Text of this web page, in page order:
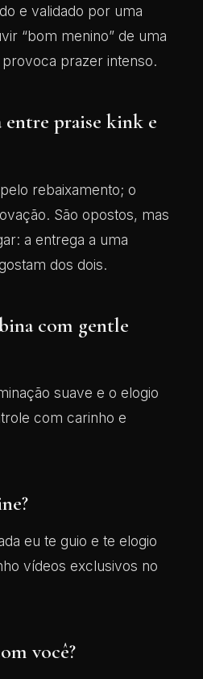
e validado por uma
“bom menino” de uma
prazer intenso.
praise kink e
rebaixamento; o
São opostos, mas
a entrega a uma
dos dois.
com gentle
suave e o elogio
com carinho e
eu te guio e te elogio
vídeos exclusivos no
você?